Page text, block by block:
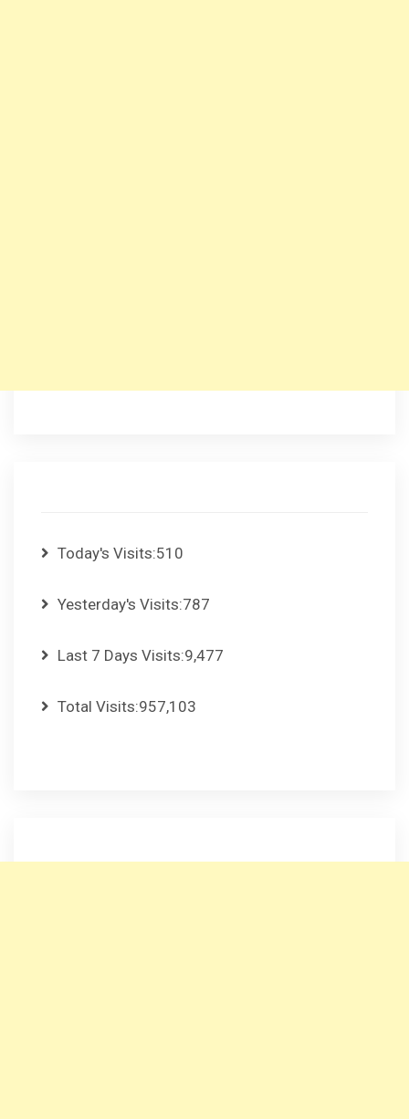
Today's Visits:510
Yesterday's Visits:787
Last 7 Days Visits:9,477
Total Visits:957,103